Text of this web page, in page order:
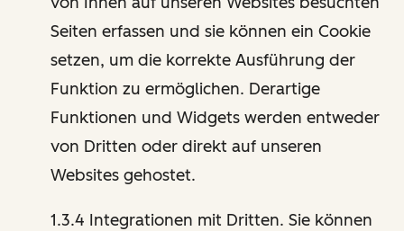
Seiten erfassen und sie können ein Cookie
setzen, um die korrekte Ausführung der
Funktion zu ermöglichen. Derartige
Funktionen und Widgets werden entweder
von Dritten oder direkt auf unseren
Websites gehostet.
1.3.4 Integrationen mit Dritten. Sie können